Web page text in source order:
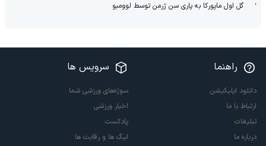
گل اول مایورکا به پاری سن ژرمن توسط لوومبو
راهنما
دانلود اپلیکیشن
ارتباط با ما
تبلیغات
درباره ما
سرویس ها
سوژه‌های ورزشی شما
اخبار ورزشی
پادکست
لیگ ها و رقابت ها